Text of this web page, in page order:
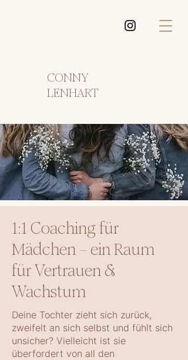
CONNY
LENHART
1:1 Coaching für
Mädchen – ein Raum
für Vertrauen &
Wachstum
​Deine Tochter zieht sich zurück,
zweifelt an sich selbst und fühlt sich
unsicher? Vielleicht ist sie
überfordert von all den